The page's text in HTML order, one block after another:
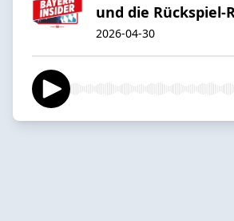
und die Rückspiel-
2026-04-30